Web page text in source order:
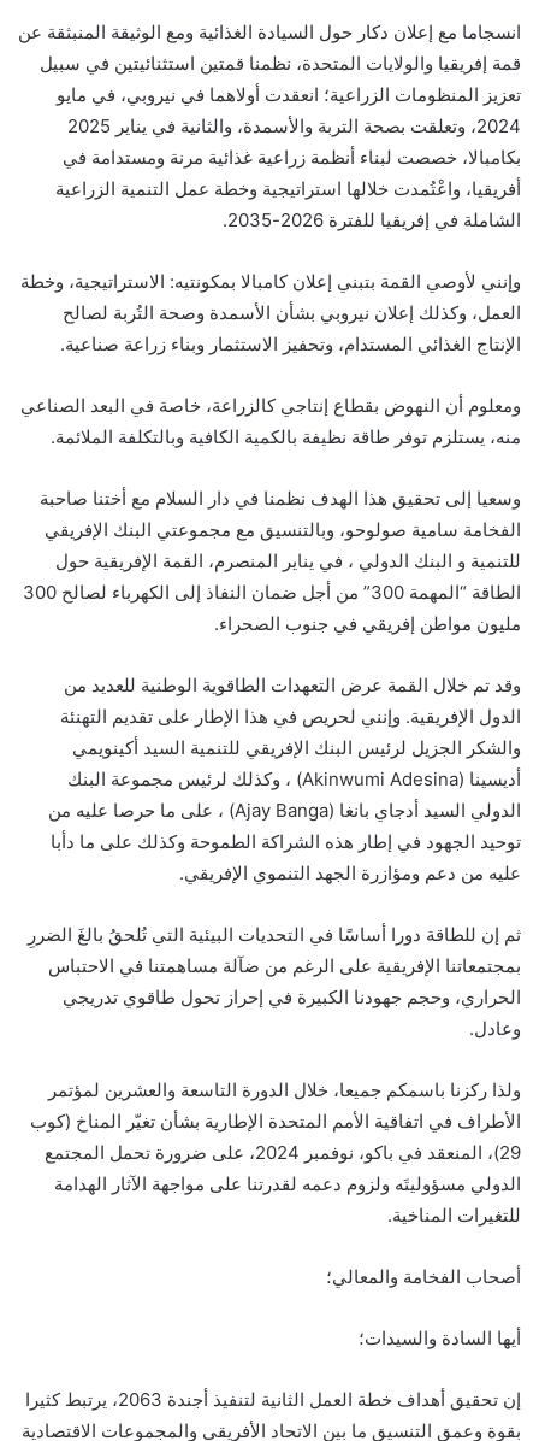
انسجاما مع إعلان دكار حول السيادة الغذائية ومع الوثيقة المنبثقة عن
قمة إفريقيا والولايات المتحدة، نظمنا قمتين استثنائيتين في سبيل
تعزيز المنظومات الزراعية؛ انعقدت أولاهما في نيروبي، في مايو
2024، وتعلقت بصحة التربة والأسمدة، والثانية في يناير 2025
بكامبالا، خصصت لبناء أنظمة زراعية غذائية مرنة ومستدامة في
أفريقيا، واعْتُمدت خلالها استراتيجية وخطة عمل التنمية الزراعية
الشاملة في إفريقيا للفترة 2026-2035.
وإنني لأوصي القمة بتبني إعلان كامبالا بمكونتيه: الاستراتيجية، وخطة
العمل، وكذلك إعلان نيروبي بشأن الأسمدة وصحة التُربة لصالح
الإنتاج الغذائي المستدام، وتحفيز الاستثمار وبناء زراعة صناعية.
ومعلوم أن النهوض بقطاع إنتاجي كالزراعة، خاصة في البعد الصناعي
منه، يستلزم توفر طاقة نظيفة بالكمية الكافية وبالتكلفة الملائمة.
وسعيا إلى تحقيق هذا الهدف نظمنا في دار السلام مع أختنا صاحبة
الفخامة سامية صولوحو، وبالتنسيق مع مجموعتي البنك الإفريقي
للتنمية و البنك الدولي ، في يناير المنصرم، القمة الإفريقية حول
الطاقة “المهمة 300” من أجل ضمان النفاذ إلى الكهرباء لصالح 300
مليون مواطن إفريقي في جنوب الصحراء.
وقد تم خلال القمة عرض التعهدات الطاقوية الوطنية للعديد من
الدول الإفريقية. وإنني لحريص في هذا الإطار على تقديم التهنئة
والشكر الجزيل لرئيس البنك الإفريقي للتنمية السيد أكينويمي
أديسينا (Akinwumi Adesina) ، وكذلك لرئيس مجموعة البنك
الدولي السيد أدجاي بانغا (Ajay Banga) ، على ما حرصا عليه من
توحيد الجهود في إطار هذه الشراكة الطموحة وكذلك على ما دأبا
عليه من دعم ومؤازرة الجهد التنموي الإفريقي.
ثم إن للطاقة دورا أساسًا في التحديات البيئية التي تُلحقُ بالغَ الضررِ
بمجتمعاتنا الإفريقية على الرغم من ضآلة مساهمتنا في الاحتباس
الحراري، وحجم جهودنا الكبيرة في إحراز تحول طاقوي تدريجي
وعادل.
ولذا ركزنا باسمكم جميعا، خلال الدورة التاسعة والعشرين لمؤتمر
الأطراف في اتفاقية الأمم المتحدة الإطارية بشأن تغيّر المناخ (كوب
29)، المنعقد في باكو، نوفمبر 2024، على ضرورة تحمل المجتمع
الدولي مسؤوليتَه ولزوم دعمه لقدرتنا على مواجهة الآثار الهدامة
للتغيرات المناخية.
أصحاب الفخامة والمعالي؛
أيها السادة والسيدات؛
إن تحقيق أهداف خطة العمل الثانية لتنفيذ أجندة 2063، يرتبط كثيرا
بقوة وعمق التنسيق ما بين الاتحاد الأفريقي والمجموعات الاقتصادية